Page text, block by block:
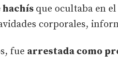
que ocultaba en el
corporales,
fue arrestada como